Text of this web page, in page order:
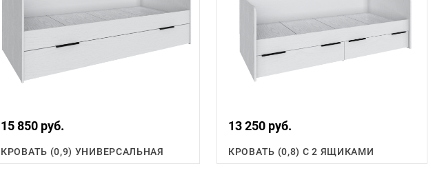
15 850 руб.
КРОВАТЬ (0,9) УНИВЕРСАЛЬНАЯ
13 250 руб.
КРОВАТЬ (0,8) С 2 ЯЩИКАМИ